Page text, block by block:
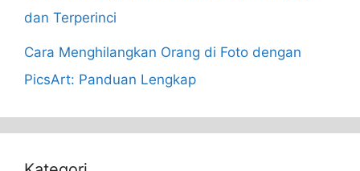
dan Terperinci
Cara Menghilangkan Orang di Foto dengan
PicsArt: Panduan Lengkap